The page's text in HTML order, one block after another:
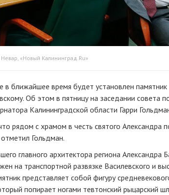
«Новый Калининград.Ru»
в ближайшее время будет установлен памятник
Об этом в пятницу на заседании совета
Калининградской области Гарри
рядом с храмом в честь святого Александра
Гольдман.
главного архитектора региона Александра
на транспортной развязке Василевского и
представляет собой фигуру
попирает ногами тевтонский рыцарский